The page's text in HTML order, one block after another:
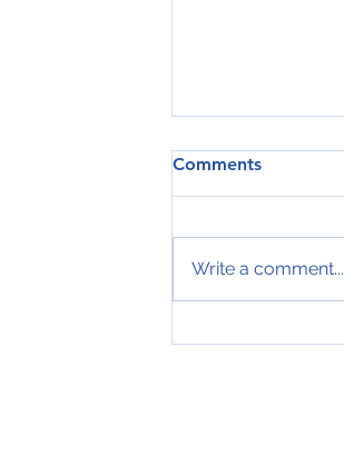
Comments
Write a comment...